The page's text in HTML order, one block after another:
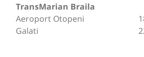
TransMarian Braila
Aeroport Otopeni
Galati